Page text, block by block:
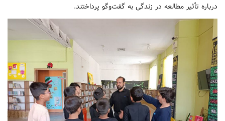
درباره تأثیر مطالعه در زندگی به گفت‌وگو پرداختند.